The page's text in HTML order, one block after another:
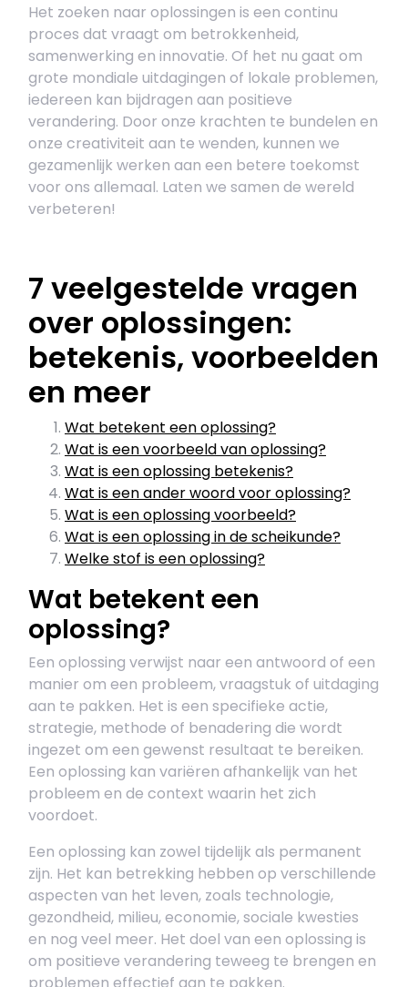
Het zoeken naar oplossingen is een continu
proces dat vraagt om betrokkenheid,
samenwerking en innovatie. Of het nu gaat om
grote mondiale uitdagingen of lokale problemen,
iedereen kan bijdragen aan positieve
verandering. Door onze krachten te bundelen en
onze creativiteit aan te wenden, kunnen we
gezamenlijk werken aan een betere toekomst
voor ons allemaal. Laten we samen de wereld
verbeteren!
7 veelgestelde vragen
over oplossingen:
betekenis, voorbeelden
en meer
Wat betekent een oplossing?
Wat is een voorbeeld van oplossing?
Wat is een oplossing betekenis?
Wat is een ander woord voor oplossing?
Wat is een oplossing voorbeeld?
Wat is een oplossing in de scheikunde?
Welke stof is een oplossing?
Wat betekent een
oplossing?
Een oplossing verwijst naar een antwoord of een
manier om een probleem, vraagstuk of uitdaging
aan te pakken. Het is een specifieke actie,
strategie, methode of benadering die wordt
ingezet om een gewenst resultaat te bereiken.
Een oplossing kan variëren afhankelijk van het
probleem en de context waarin het zich
voordoet.
Een oplossing kan zowel tijdelijk als permanent
zijn. Het kan betrekking hebben op verschillende
aspecten van het leven, zoals technologie,
gezondheid, milieu, economie, sociale kwesties
en nog veel meer. Het doel van een oplossing is
om positieve verandering teweeg te brengen en